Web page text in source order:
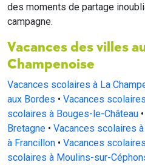
des moments de partage
campagne.
Vacances des villes
Champenoise
Vacances scolaires à La
aux Bordes • Vacances
scolaires à Bouges-le-Château •
Bretagne • Vacances scolaires
à Francillon • Vacances
scolaires à Moulins-sur-